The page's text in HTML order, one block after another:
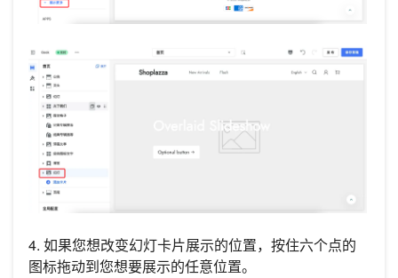
4. 如果您想改变幻灯卡片展示的位置，按住六个点的
图标拖动到您想要展示的任意位置。